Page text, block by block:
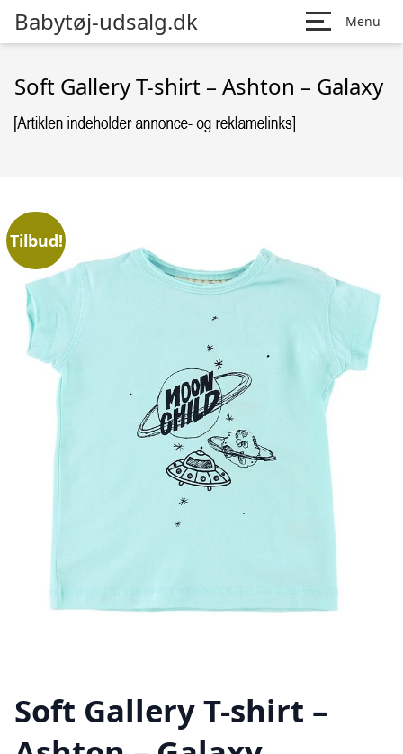
Babytøj-udsalg.dk Menu
Soft Gallery T-shirt – Ashton – Galaxy
Tilbud!
Soft Gallery T-shirt –